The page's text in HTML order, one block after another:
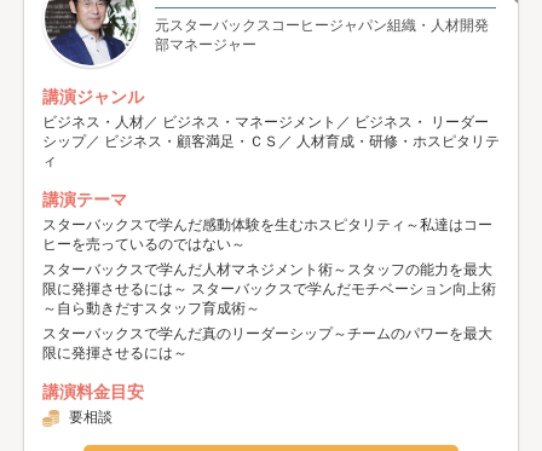
元スターバックスコーヒージャパン組織・人材開発
部マネージャー
講演ジャンル
ビジネス・人材／ ビジネス・マネージメント／ ビジネス・ リーダー
シップ／ ビジネス・顧客満足・ＣＳ／ 人材育成・研修・ホスピタリテ
ィ
講演テーマ
スターバックスで学んだ感動体験を生むホスピタリティ～私達はコー
ヒーを売っているのではない～
スターバックスで学んだ人材マネジメント術～スタッフの能力を最大
限に発揮させるには～ スターバックスで学んだモチベーション向上術
～自ら動きだすスタッフ育成術～
スターバックスで学んだ真のリーダーシップ～チームのパワーを最大
限に発揮させるには～
講演料金目安
要相談